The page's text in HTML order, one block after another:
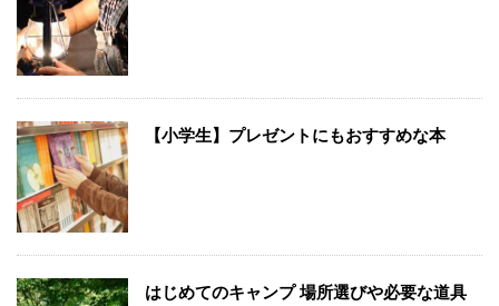
【小学生】プレゼントにもおすすめな本
はじめてのキャンプ 場所選びや必要な道具